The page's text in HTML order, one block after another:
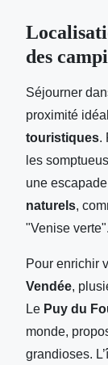
des
Séjourner
proximité
touristiques.
les
une
naturels,
"Venise verte".
Pour enrichir
Vendée,
Le Puy du
monde,
grandioses.